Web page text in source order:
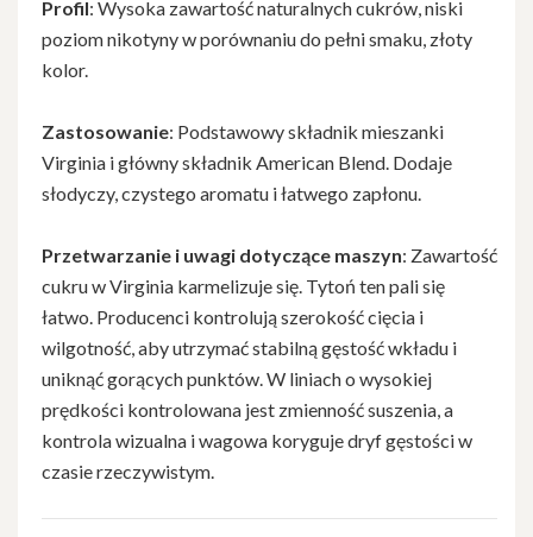
Profil: Wysoka zawartość naturalnych cukrów, niski
poziom nikotyny w porównaniu do pełni smaku, złoty
kolor.
Zastosowanie: Podstawowy składnik mieszanki
Virginia i główny składnik American Blend. Dodaje
słodyczy, czystego aromatu i łatwego zapłonu.
Przetwarzanie i uwagi dotyczące maszyn: Zawartość
cukru w Virginia karmelizuje się. Tytoń ten pali się
łatwo. Producenci kontrolują szerokość cięcia i
wilgotność, aby utrzymać stabilną gęstość wkładu i
uniknąć gorących punktów. W liniach o wysokiej
prędkości kontrolowana jest zmienność suszenia, a
kontrola wizualna i wagowa koryguje dryf gęstości w
czasie rzeczywistym.